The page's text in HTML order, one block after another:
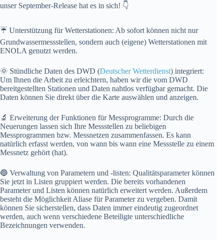
unser September-Release hat es in sich! 👇
☔ Unterstützung für Wetterstationen: Ab sofort können nicht nur
Grundwassermessstellen, sondern auch (eigene) Wetterstationen mit
ENOLA genutzt werden.
🌞 Stündliche Daten des DWD (Deutscher Wetterdienst) integriert:
Um Ihnen die Arbeit zu erleichtern, haben wir die vom DWD
bereitgestellten Stationen und Daten nahtlos verfügbar gemacht. Die
Daten können Sie direkt über die Karte auswählen und anzeigen.
🔬 Erweiterung der Funktionen für Messprogramme: Durch die
Neuerungen lassen sich Ihre Messstellen zu beliebigen
Messprogrammen bzw. Messnetzen zusammenfassen. Es kann
natürlich erfasst werden, von wann bis wann eine Messstelle zu einem
Messnetz gehört (hat).
🔵 Verwaltung von Parametern und -listen: Qualitätsparameter können
Sie jetzt in Listen gruppiert werden. Die bereits vorhandenen
Parameter und Listen können natürlich erweitert werden. Außerdem
besteht die Möglichkeit Aliase für Parameter zu vergeben. Damit
können Sie sicherstellen, dass Daten immer eindeutig zugeordnet
werden, auch wenn verschiedene Beteiligte unterschiedliche
Bezeichnungen verwenden.